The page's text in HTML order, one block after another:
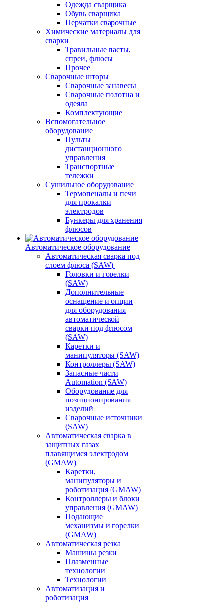
Одежда сварщика
Обувь сварщика
Перчатки сварочные
Химические материалы для
сварки
Травильные пасты,
спреи, флюсы
Прочее
Сварочные шторы
Сварочные занавесы
Сварочные полотна и
одеяла
Комплектующие
Вспомогательное
оборудование
Пульты
дистанционного
управления
Транспортные
тележки
Сушильное оборудование
Термопеналы и печи
для прокалки
электродов
Бункеры для хранения
флюсов
Автоматическое оборудование
Автоматическая сварка под
слоем флюса (SAW)
Головки и горелки
(SAW)
Дополнительные
оснащение и опции
для оборудования
автоматической
сварки под флюсом
(SAW)
Каретки и
манипуляторы (SAW)
Контроллеры (SAW)
Запасные части
Automation (SAW)
Оборудование для
позиционирования
изделий
Сварочные источники
(SAW)
Автоматическая сварка в
защитных газах
плавящимся электродом
(GMAW)
Каретки,
манипуляторы и
роботизация (GMAW)
Контроллеры и блоки
управления (GMAW)
Подающие
механизмы и горелки
(GMAW)
Автоматическая резка
Машины резки
Плазменные
технологии
Технологии
Автоматизация и
роботизация